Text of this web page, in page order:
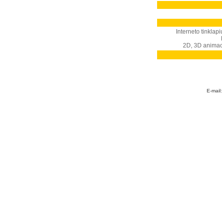
Interneto
2D, 3D
E-